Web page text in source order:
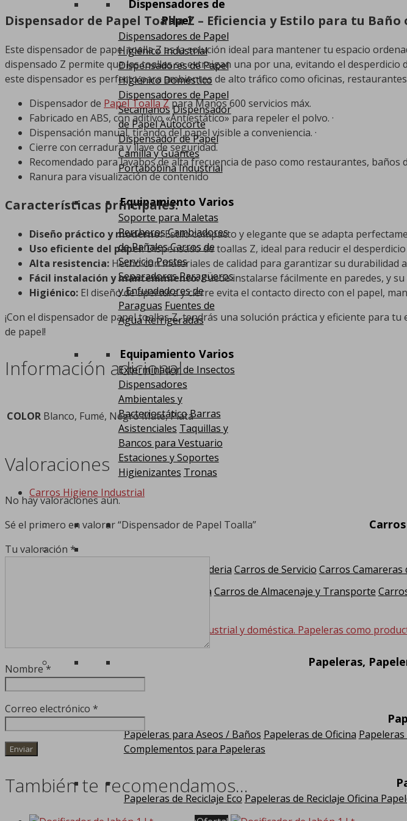
Dispensadores de
Papel
Dispensadores de Papel
Higiénico Industrial
Dispensadores de Papel
Higiénico Doméstico
Dispensadores de Papel
Secamanos Dispensador
de Papel Autocorte
Dispensador de Papel
Camilla y Guantes
Portabobina Industrial
Equipamiento Varios
Soporte para Maletas
Percheros Cambiadores
de PañalesCarros de
Servicio Postes
Separadores Paragüeros
y Enfundadores de
Paraguas Fuentes de
Agua Refrigeradas
Equipamiento Varios
Exterminador de Insectos
Dispensadores
Ambientales y
BacteriostáticoBarras
Asistenciales Taquillas y
Bancos para Vestuario
Estaciones y Soportes
Higienizantes Tronas
Carros Higiene Industrial
Carros para Lavanderia Carros de Servicio Carros Camareras
Carros de Limpieza Carros de Almacenaje y Transporte
Papeleras para la higiene industrial y doméstica. Papeleras como
Papeleras,
Papeleras para Aseos / Baños Papeleras de Oficina
Complementos para Papeleras
Papeleras de Reciclaje Eco Papeleras de Reciclaje Oficina
Dispensador de Papel Toalla Z – Eficiencia y Estilo para tu Baño
Este dispensador de papel toalla Z es la solución ideal para mantener tu espacio
dispensado Z permite que las toallas se extraigan una por una, evitando el
este dispensador es perfecto para ambientes de alto tráfico como oficinas,
Dispensador de Papel Toalla Zpara Manos 600 servicios máx.
Fabricado en ABS, con aditivo «Antiestático» para repeler el polvo. ·
Dispensación manual, tirando del papel visible a conveniencia. ·
Cierre con cerradura y llave de seguridad.
Recomendado para lavabos de alta frecuencia de paso como restaurantes,
Ranura para visualización de contenido
Características principales:
Diseño práctico y moderno:Estilo compacto y elegante que se adapta
Uso eficiente del papel:Dispensado de toallas Z, ideal para reducir el
Alta resistencia: Hecho con materiales de calidad para garantizar su durabilidad
Fácil instalación y mantenimiento:Puede instalarse fácilmente en paredes, y
Higiénico: El diseño de apertura y cierre evita el contacto directo con el papel,
¡Con el dispensador de papel toallas Z, tendrás una solución práctica y eficiente para
de papel!
Información adicional
COLOR Blanco, Fumé, Negro Mate, Plata
Valoraciones
No hay valoraciones aún.
Sé el primero en valorar “Dispensador de Papel Toalla”
Tu valoración *
Nombre*
Correo electrónico *
También te recomendamos…